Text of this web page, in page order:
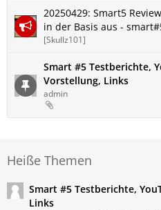
20250429: Smart5
in der Basis aus -
[Skullz101]
Smart #5 Testberichte,
Vorstellung, Links
admin
Heiße Themen
Smart #5 Testberichte,
Links